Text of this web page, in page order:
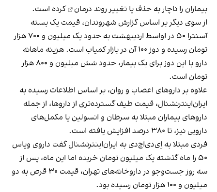
بیماران را ناچار به حذف یا تغییر روند درمان
کرده است.
از سوی دیگر بر اساس گزارش شهروندان، قیمت یک بسته
آسنترا ۵۰ در اواسط اردیبهشت به حدود یک میلیون و ۷۰۰ هزار
تومان رسیده و دوز ۱۰۰ آن در بازار کمیاب است. هزینه ماهانه
دارو با این دوز برای یک بیمار، حدود شش میلیون و ۸۰۰ هزار
تومان است.
علاوه بر داروهای اعصاب و روان، بر اساس اطلاعات رسیده به
ایران‌اینترنشنال، قیمت طیف گسترده‌تری از داروها، از جمله
داروهای بیماران مبتلا به سرطان و انسولین یا مکمل‌های
دارویی نیز، تا ۳۸۰ درصد افزایش یافته است.
فردی مبتلا به اِی‌دی‌اچ‌دی به ایران‌اینترنشنال گفت داروی ویاس
۵۰ را ماه گذشته یک میلیون تومان خریده اما این ماه، پس از
سه روز جست‌وجو در داروخانه‌های تهران، قیمت ۳۰ قرص به دو
میلیون و ۱۰۰ هزار تومان رسیده بود.